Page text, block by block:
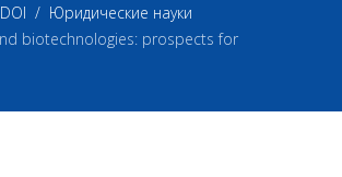
DOI
Юридические науки
biotechnologies: prospects for